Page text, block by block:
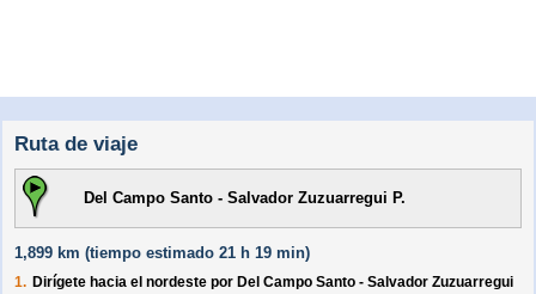
Ruta de viaje
Del Campo Santo - Salvador Zuzuarregui P.
1,899 km (tiempo estimado 21 h 19 min)
1. Dirígete hacia el nordeste por Del Campo Santo - Salvador Zuzuarregui